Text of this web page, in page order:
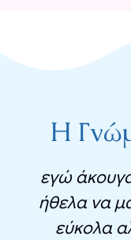
Η
εγώ
ήθελα να
εύκολα